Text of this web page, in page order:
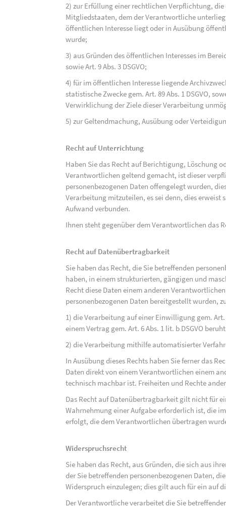
2) zur Erfüllung einer rechtlichen Verpflichtung,
Mitgliedstaaten, dem der Verantwortliche
öffentlichen Interesse liegt oder in Ausübung
wurde;
3) aus Gründen des öffentlichen Interesses im
sowie Art. 9 Abs. 3 DSGVO;
4) für im öffentlichen Interesse liegende
statistische Zwecke gem. Art. 89 Abs. 1 DSGVO,
Verwirklichung der Ziele dieser Verarbeitung
5) zur Geltendmachung, Ausübung oder
Recht auf Unterrichtung
Haben Sie das Recht auf Berichtigung, Löschung
Verantwortlichen geltend gemacht, ist dieser
personenbezogenen Daten offengelegt wurden,
Verarbeitung mitzuteilen, es sei denn, dies
Aufwand verbunden.
Ihnen steht gegenüber dem Verantwortlichen das
Recht auf Datenübertragbarkeit
Sie haben das Recht, die Sie betreffenden
haben, in einem strukturierten, gängigen und
Recht diese Daten einem anderen
personenbezogenen Daten bereitgestellt wurden,
1) die Verarbeitung auf einer Einwilligung gem. Art.
einem Vertrag gem. Art. 6 Abs. 1 lit. b DSGVO
2) die Verarbeitung mithilfe automatisierter
In Ausübung dieses Rechts haben Sie ferner das
Daten direkt von einem Verantwortlichen einem
technisch machbar ist. Freiheiten und Rechte
Das Recht auf Datenübertragbarkeit gilt nicht für
Wahrnehmung einer Aufgabe erforderlich ist, die
erfolgt, die dem Verantwortlichen übertragen
Widerspruchsrecht
Sie haben das Recht, aus Gründen, die sich aus
der Sie betreffenden personenbezogenen Daten,
Widerspruch einzulegen; dies gilt auch für ein auf
Der Verantwortliche verarbeitet die Sie